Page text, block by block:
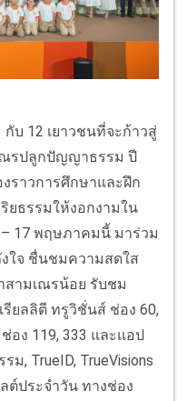
บ 12 เยาวชนที่จะก้าวสู่
ณรปลูกปัญญาธรรม ปี
ราวการศึกษาและฝึก
ธรรมให้งอกงามใน
– 17 พฤษภาคมนี้ มาร่วม
ใจ ชื่นชมความสดใส
สามเณรน้อย รับชม
ยลลิตี ทรูวิชั่นส์ ช่อง 60,
อง 119, 333 และแอป
, TrueID, TrueVisions
ต์ประจำวัน ทางช่อง